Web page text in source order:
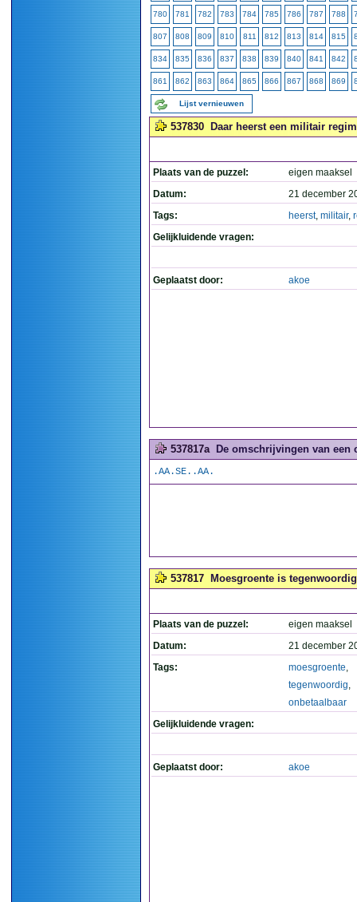
780 781 782 783 784 785 786 787 788
807 808 809 810 811 812 813 814 815
834 835 836 837 838 839 840 841 842
861 862 863 864 865 866 867 868 869
Lijst vernieuwen
537830 Daar heerst een militair
Plaats van de puzzel:
eigen maaksel
Datum:
21 december
Tags:
heerst, militair,
Gelijkluidende vragen:
Geplaatst door: akoe
537817a De omschrijvingen van een
.AA.SE..AA.
537817 Moesgroente is
Plaats van de puzzel:
eigen maaksel
Datum:
21 december
Tags:
moesgroente,
tegenwoordig,
onbetaalbaar
Gelijkluidende vragen:
Geplaatst door: akoe